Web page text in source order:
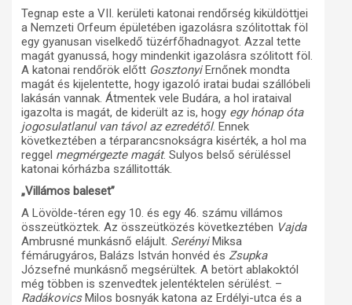
Tegnap este a VII. kerületi katonai rendőrség kiküldöttjei
a Nemzeti Orfeum épületében igazolásra szólitottak föl
egy gyanusan viselkedő tüzérfőhadnagyot. Azzal tette
magát gyanussá, hogy mindenkit igazolásra szólitott föl.
A katonai rendőrök előtt GosztonyiErnőnek mondta
magát és kijelentette, hogy igazoló iratai budai szállóbeli
lakásán vannak. Átmentek vele Budára, a hol irataival
igazolta is magát, de kiderült az is, hogy egy hónap óta
jogosulatlanul van távol az ezredétől. Ennek
következtében a térparancsnokságra kisérték, a hol ma
reggel megmérgezte magát. Sulyos belső sérüléssel
katonai kórházba szállitották.
„Villámos baleset”
A Lövölde-téren egy 10. és egy 46. számu villámos
összeütköztek. Az összeütközés következtében Vajda
Ambrusné munkásnő elájult. SerényiMiksa
fémárugyáros, Balázs István honvéd és Zsupka
Józsefné munkásnő megsérültek. A betört ablakoktól
még többen is szenvedtek jelentéktelen sérülést. –
RadákovicsMilos bosnyák katona az Erdélyi-utca és a